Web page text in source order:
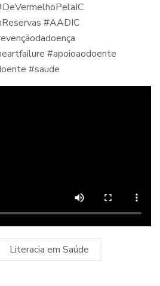
#AADIC
#apoioaodoente
#saude
Literacia em Saúde